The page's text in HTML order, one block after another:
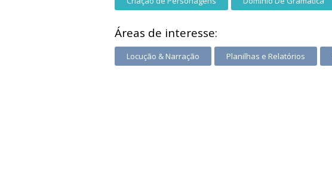
Áreas de interesse:
Locução & Narração Planilhas e Relatórios